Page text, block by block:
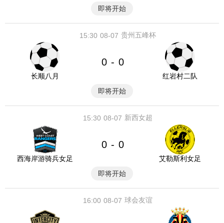
即将开始
08-07
15:30 贵州五峰杯
长顺八月
0 - 0
红岩村二队
即将开始
08-07
15:30 新西女超
西海岸游骑兵女足
0 - 0
艾勒斯利女足
即将开始
08-07
16:00 球会友谊